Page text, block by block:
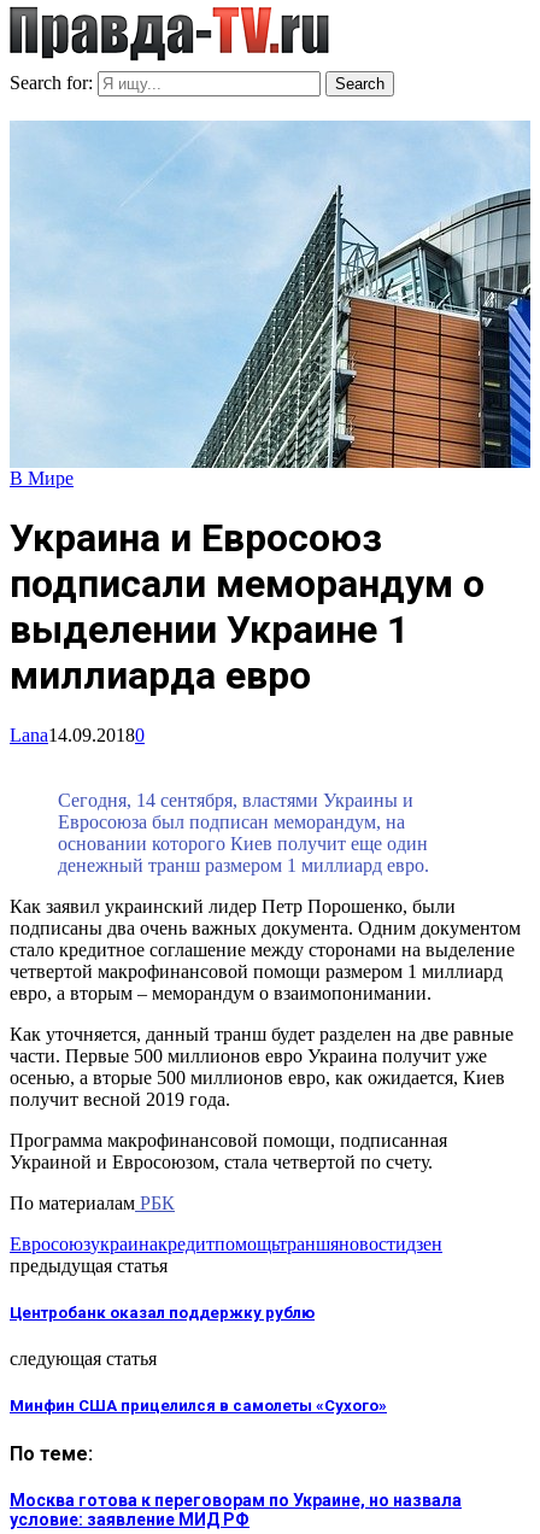
Search for: Search
В Мире
Украина и Евросоюз
подписали меморандум о
выделении Украине 1
миллиарда евро
Lana14.09.20180
Сегодня, 14 сентября, властями Украины и
Евросоюза был подписан меморандум, на
основании которого Киев получит еще один
денежный транш размером 1 миллиард евро.
Как заявил украинский лидер Петр Порошенко, были
подписаны два очень важных документа. Одним документом
стало кредитное соглашение между сторонами на выделение
четвертой макрофинансовой помощи размером 1 миллиард
евро, а вторым – меморандум о взаимопонимании.
Как уточняется, данный транш будет разделен на две равные
части. Первые 500 миллионов евро Украина получит уже
осенью, а вторые 500 миллионов евро, как ожидается, Киев
получит весной 2019 года.
Программа макрофинансовой помощи, подписанная
Украиной и Евросоюзом, стала четвертой по счету.
По материалам РБК
Евросоюзукраинакредитпомощьтраншяновостидзен
предыдущая статья
Центробанк оказал поддержку рублю
следующая статья
Минфин США прицелился в самолеты «Сухого»
По теме:
Москва готова к переговорам по Украине, но назвала
условие: заявление МИД РФ